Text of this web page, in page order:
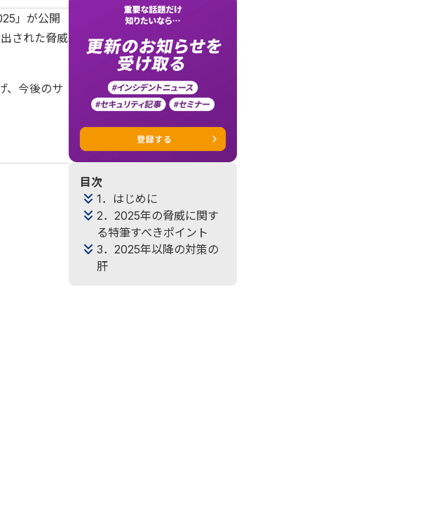
」が公開
された脅威
、今後のサ
目次
1．はじめに
2．2025年の脅威に関す
る特筆すべきポイント
3．2025年以降の対策の
肝